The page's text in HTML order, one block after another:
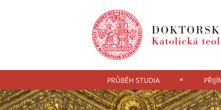
PRŮBĚH STUDIA